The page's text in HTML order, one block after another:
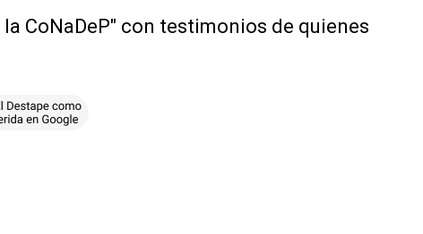
CoNaDeP" con testimonios de quienes